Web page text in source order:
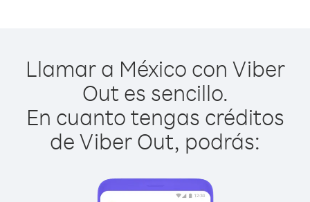
Llamar a México con Viber
Out es sencillo.
En cuanto tengas créditos
de Viber Out, podrás: